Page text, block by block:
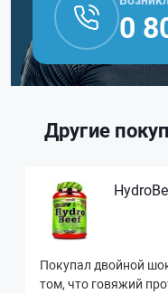
0
Другие
Покупал двойной
том, что говяжий